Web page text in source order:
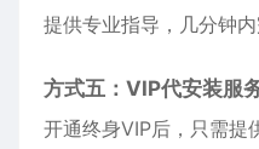
提供专业指导，几分钟内
方式五：VIP代安装服
开通终身VIP后，只需提